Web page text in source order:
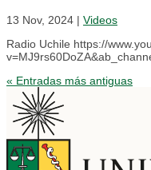
13 Nov, 2024 | Videos
Radio Uchile https://
« Entradas más antiguas